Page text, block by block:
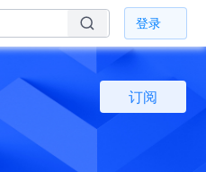
登录
订阅